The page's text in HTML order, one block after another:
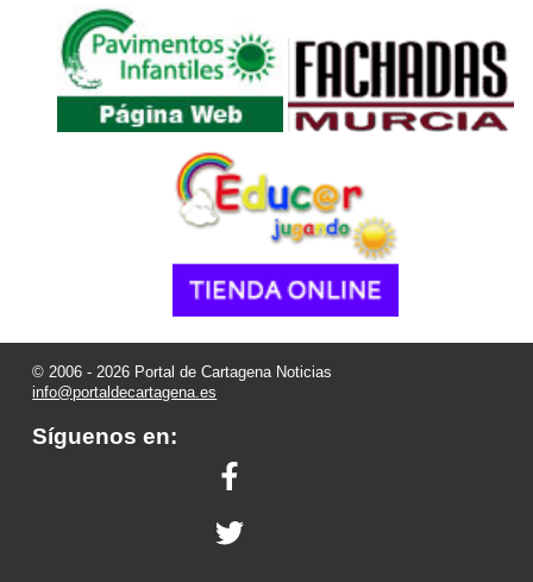
© 2006 - 2026 Portal de Cartagena Noticias
info@portaldecartagena.es
Síguenos en: